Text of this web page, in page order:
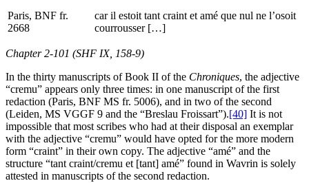
Paris, BNF fr.
2668
car il estoit tant craint et amé que nul ne l’osoit
courrousser […]
Chapter 2-101 (SHF IX, 158-9)
In the thirty manuscripts of Book II of the Chroniques, the adjective
“cremu” appears only three times: in one manuscript of the first
redaction (Paris, BNF MS fr. 5006), and in two of the second
(Leiden, MS VGGF 9 and the “Breslau Froissart”).[40] It is not
impossible that most scribes who had at their disposal an exemplar
with the adjective “cremu” would have opted for the more modern
form “craint” in their own copy. The adjective “amé” and the
structure “tant craint/cremu et [tant] amé” found in Wavrin is solely
attested in manuscripts of the second redaction.